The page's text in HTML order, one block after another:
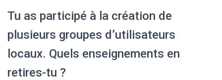
Tu as participé à la création de
plusieurs groupes d’utilisateurs
locaux. Quels enseignements en
retires-tu ?